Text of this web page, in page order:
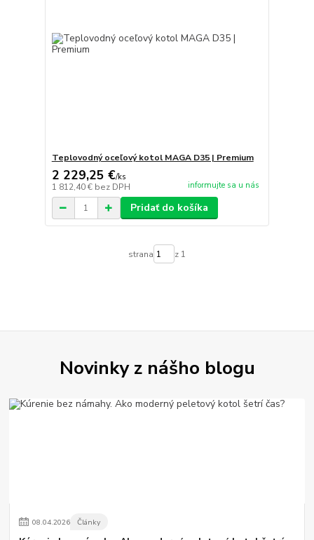
Teplovodný oceľový kotol MAGA D35 | Premium
2 229,25 €/ks
1 812,40 € bez DPH informujte sa u nás
Pridať do košíka
strana z 1
Novinky z nášho blogu
08.04.2026 Články